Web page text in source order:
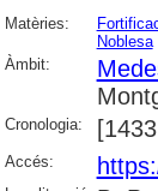
Matèries:
Noblesa
Àmbit:
Cronologia:
Accés: